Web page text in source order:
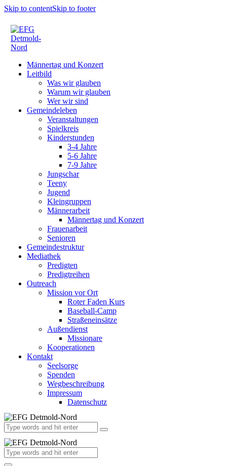
Skip to contentSkip to footer
Männertag und Konzert
Leitbild
Was wir glauben
Warum wir glauben
Wer wir sind
Gemeindeleben
Veranstaltungen
Spielkreis
Kinderstunden
3-4 Jahre
5-6 Jahre
7-9 Jahre
Jungschar
Teeny
Jugend
Kleingruppen
Männerarbeit
Männertag und Konzert
Frauenarbeit
Senioren
Gemeindestruktur
Mediathek
Predigten
Predigtreihen
Outreach
Mission vor Ort
Roter Faden Kurs
Baseball-Camp
Straßeneinsätze
Außendienst
Missionare
Kooperationen
Kontakt
Seelsorge
Spenden
Wegbeschreibung
Impressum
Datenschutz